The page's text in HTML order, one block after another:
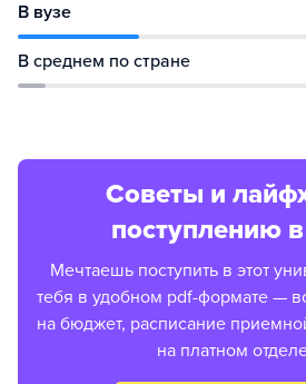
В вузе
В среднем по стране
Советы и
поступлению
Мечтаешь поступить в этот
тебя в удобном pdf-формате —
на бюджет, расписание
на платном